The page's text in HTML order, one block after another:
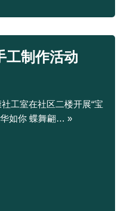
工制作活动
工室在社区二楼开展“宝
如你 蝶舞翩… »